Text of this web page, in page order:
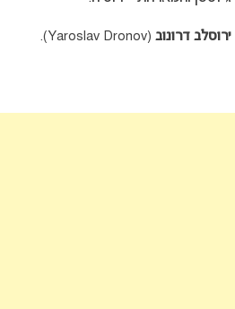
ירוסלב דרונוב (Yaroslav Dronov).